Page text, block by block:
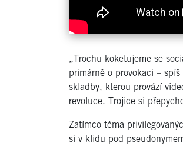
„Trochu koketujeme se
primárně o provokaci –
skladby, kterou provází
revoluce. Trojice si
Zatímco téma
si v klidu pod